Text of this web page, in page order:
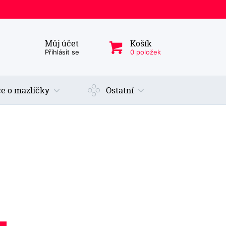
Můj účet
Přihlásit se
Košík
0 položek
produkt, kategorie...
o mazlíčky Ostatní